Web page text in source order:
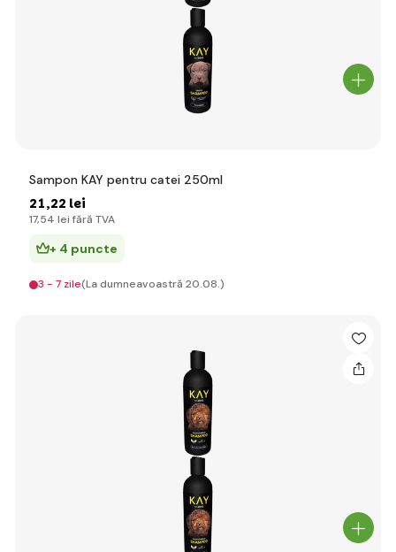
Sampon KAY pentru catei 250ml
21,22 lei
17,54 lei fără TVA
+ 4 puncte
3 - 7 zile(La dumneavoastră 20.08.)